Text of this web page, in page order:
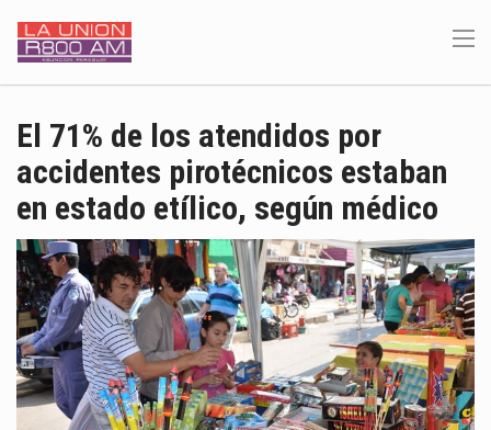
El 71% de los atendidos por
accidentes pirotécnicos estaban
en estado etílico, según médico